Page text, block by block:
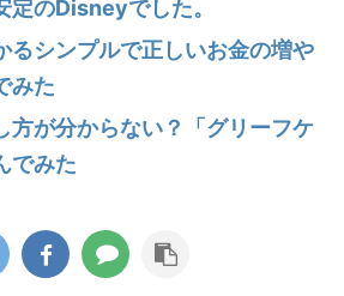
定のDisneyでした。
るシンプルで正しいお金の増や
みた
方が分からない？「グリーフケ
でみた